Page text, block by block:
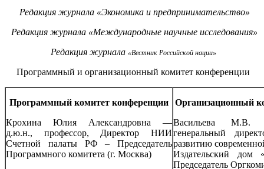
Редакция журнала «Экономика и предпринимательство»
Редакция журнала «Международные научные исследования»
Редакция журнала «Вестник Российской нации»
Программный и организационный комитет конференции
Программный комитет конференции
Крохина Юлия Александровна —
д.ю.н., профессор, Директор НИИ
Счетной палаты РФ – Председатель
Программного комитета (г. Москва)
Организационный
Васильева М.В.
генеральный
развитию
Издательский дом
Председатель